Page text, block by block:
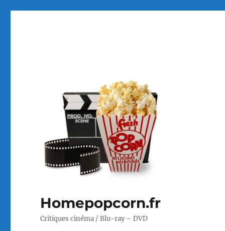
Homepopcorn.fr
Critiques cinéma / Blu-ray – DVD